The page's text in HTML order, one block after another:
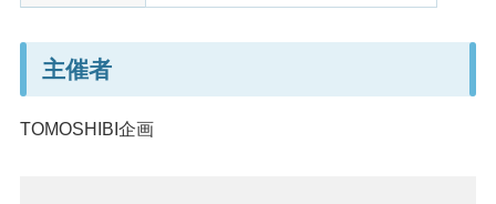
主催者
TOMOSHIBI企画